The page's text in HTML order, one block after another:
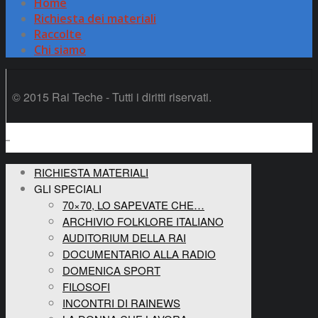
Richiesta dei materiali
Raccolte
Chi siamo
© 2015 Rai Teche - Tutti i diritti riservati.
RICHIESTA MATERIALI
GLI SPECIALI
70×70, LO SAPEVATE CHE…
ARCHIVIO FOLKLORE ITALIANO
AUDITORIUM DELLA RAI
DOCUMENTARIO ALLA RADIO
DOMENICA SPORT
FILOSOFI
INCONTRI DI RAINEWS